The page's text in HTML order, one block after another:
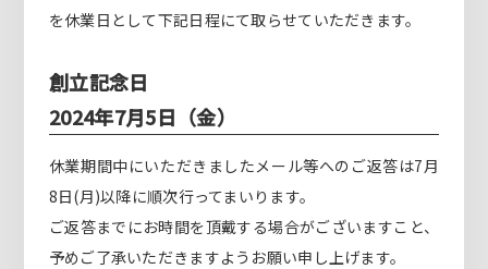
を休業日として下記日程にて取らせていただきます。
創立記念日
2024年7月5日（金）
休業期間中にいただきましたメール等へのご返答は7月
8日(月)以降に順次行ってまいります。
ご返答までにお時間を頂戴する場合がございますこと、
予めご了承いただきますようお願い申し上げます。